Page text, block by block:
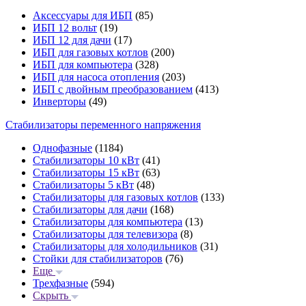
Аксессуары для ИБП (85)
ИБП 12 вольт (19)
ИБП 12 для дачи (17)
ИБП для газовых котлов (200)
ИБП для компьютера (328)
ИБП для насоса отопления (203)
ИБП с двойным преобразованием (413)
Инверторы (49)
Стабилизаторы переменного напряжения
Однофазные (1184)
Стабилизаторы 10 кВт (41)
Стабилизаторы 15 кВт (63)
Стабилизаторы 5 кВт (48)
Стабилизаторы для газовых котлов (133)
Стабилизаторы для дачи (168)
Стабилизаторы для компьютера (13)
Стабилизаторы для телевизора (8)
Стабилизаторы для холодильников (31)
Стойки для стабилизаторов (76)
Еще
Трехфазные (594)
Скрыть